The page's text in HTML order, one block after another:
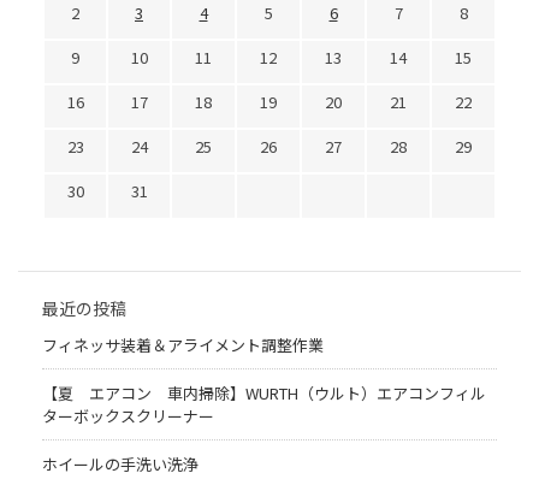
2
3 4 5 6 7
8
9
10 11 12 13 14
15
16
17 18 19 20 21
22
23
24 25 26 27 28
29
30
31
最近の投稿
フィネッサ装着＆アライメント調整作業
【夏 エアコン 車内掃除】WURTH（ウルト）エアコンフィル
ターボックスクリーナー
ホイールの手洗い洗浄